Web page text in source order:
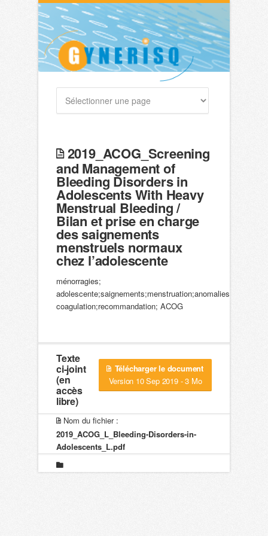
2019_ACOG_Screening
and Management of
Bleeding Disorders in
Adolescents With Heavy
Menstrual Bleeding /
Bilan et prise en charge
des saignements
menstruels normaux
chez l’adolescente
ménorragies;
adolescente;saignements;menstruation;anomalies
coagulation;recommandation; ACOG
Télécharger le document
Version 10 Sep 2019 - 3 Mo
Texte
ci-joint
(en
accès
libre)
Nom du fichier :
2019_ACOG_L_Bleeding-Disorders-in-
Adolescents_L.pdf